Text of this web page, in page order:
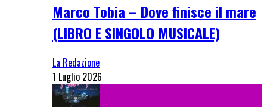
Marco Tobia – Dove finisce il mare
(LIBRO E SINGOLO MUSICALE)
La Redazione
1 Luglio 2026